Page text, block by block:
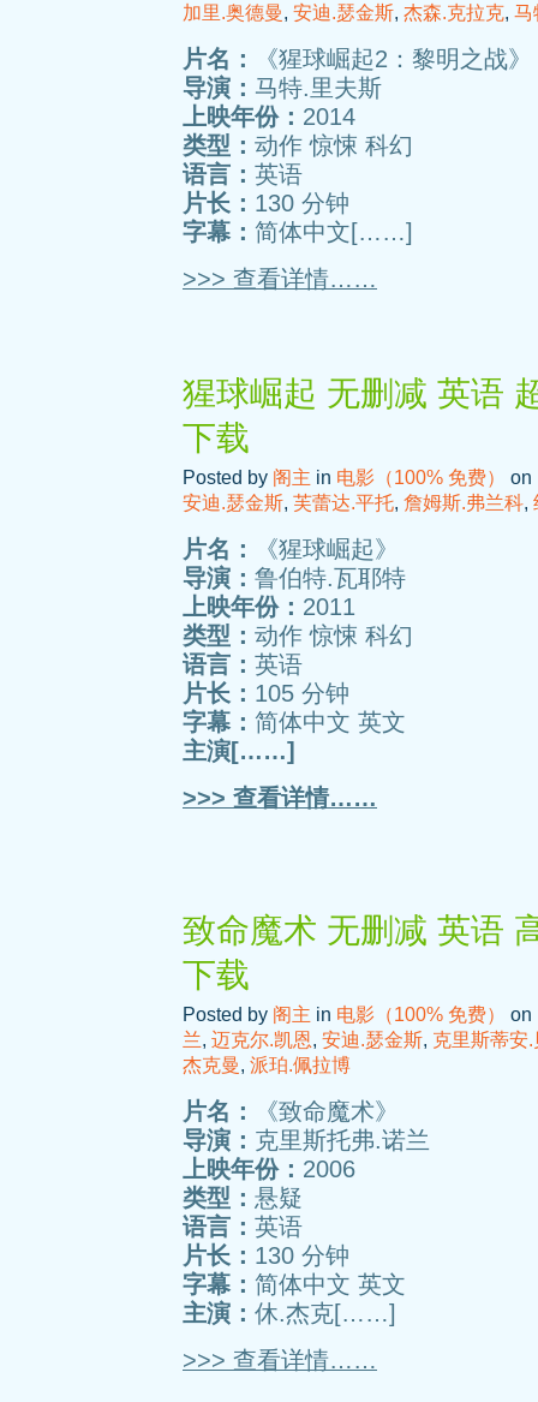
加里.奥德曼, 安迪.瑟金斯, 杰森.克拉克, 马
片名：
《猩球崛起2：黎明之战》
导演： 马特.里夫斯
上映年份： 2014
类型： 动作 惊悚 科幻
语言： 英语
片长： 130 分钟
字幕： 简体中文[……]
>>> 查看详情……
猩球崛起 无删减 英语
下载
Posted by 阁主 in 电影（100% 免费）
on
安迪.瑟金斯, 芙蕾达.平托, 詹姆斯.弗兰科,
片名：
《猩球崛起》
导演： 鲁伯特.瓦耶特
上映年份： 2011
类型： 动作 惊悚 科幻
语言： 英语
片长： 105 分钟
字幕： 简体中文 英文
主演[……]
>>> 查看详情……
致命魔术 无删减 英语
下载
Posted by 阁主 in 电影（100% 免费）
on
兰, 迈克尔.凯恩, 安迪.瑟金斯, 克里斯蒂安.
杰克曼, 派珀.佩拉博
片名：
《致命魔术》
导演： 克里斯托弗.诺兰
上映年份： 2006
类型： 悬疑
语言： 英语
片长： 130 分钟
字幕： 简体中文 英文
主演： 休.杰克[……]
>>> 查看详情……